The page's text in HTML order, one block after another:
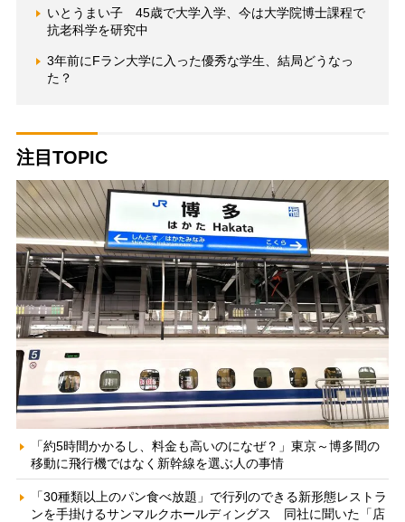
いとうまい子 45歳で大学入学、今は大学院博士課程で
抗老科学を研究中
3年前にFラン大学に入った優秀な学生、結局どうなっ
た？
注目TOPIC
「約5時間かかるし、料金も高いのになぜ？」東京～博多間の
移動に飛行機ではなく新幹線を選ぶ人の事情
「30種類以上のパン食べ放題」で行列のできる新形態レストラ
ンを手掛けるサンマルクホールディングス 同社に聞いた「店